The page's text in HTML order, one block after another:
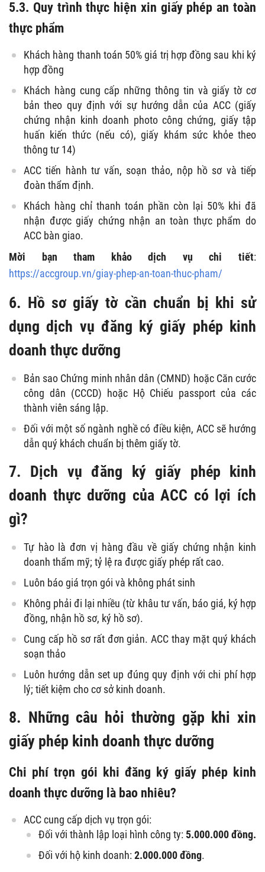
5.3. Quy trình thực hiện xin giấy phép an toàn
thực phẩm
Khách hàng thanh toán 50% giá trị hợp đồng sau khi ký
hợp đồng
Khách hàng cung cấp những thông tin và giấy tờ cơ
bản theo quy định với sự hướng dẫn của ACC (giấy
chứng nhận kinh doanh photo công chứng, giấy tập
huấn kiến thức (nếu có), giấy khám sức khỏe theo
thông tư 14)
ACC tiến hành tư vấn, soạn thảo, nộp hồ sơ và tiếp
đoàn thẩm định.
Khách hàng chỉ thanh toán phần còn lại 50% khi đã
nhận được giấy chứng nhận an toàn thực phẩm do
ACC bàn giao.
Mời bạn tham khảo dịch vụ chi tiết:
https://accgroup.vn/giay-phep-an-toan-thuc-pham/
6. Hồ sơ giấy tờ cần chuẩn bị khi sử
dụng dịch vụ đăng ký giấy phép kinh
doanh thực dưỡng
Bản sao Chứng minh nhân dân (CMND) hoặc Căn cước
công dân (CCCD) hoặc Hộ Chiếu passport của các
thành viên sáng lập.
Đối với một số ngành nghề có điều kiện, ACC sẽ hướng
dẫn quý khách chuẩn bị thêm giấy tờ.
7. Dịch vụ đăng ký giấy phép kinh
doanh thực dưỡng của ACC có lợi ích
gì?
Tự hào là đơn vị hàng đầu về giấy chứng nhận kinh
doanh thẩm mỹ; tỷ lệ ra được giấy phép rất cao.
Luôn báo giá trọn gói và không phát sinh
Không phải đi lại nhiều (từ khâu tư vấn, báo giá, ký hợp
đồng, nhận hồ sơ, ký hồ sơ).
Cung cấp hồ sơ rất đơn giản. ACC thay mặt quý khách
soạn thảo
Luôn hướng dẫn set up đúng quy định với chi phí hợp
lý; tiết kiệm cho cơ sở kinh doanh.
8. Những câu hỏi thường gặp khi xin
giấy phép kinh doanh thực dưỡng
Chi phí trọn gói khi đăng ký giấy phép kinh
doanh thực dưỡng là bao nhiêu?
ACC cung cấp dịch vụ trọn gói:
Đối với thành lập loại hình công ty: 5.000.000 đồng.
Đối với hộ kinh doanh:2.000.000 đồng.